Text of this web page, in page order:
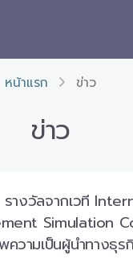
หน้าแรก ข่าว
ข่าว
างวัลจากเวที
Simulation
วามเป็นผู้นำทางธุร